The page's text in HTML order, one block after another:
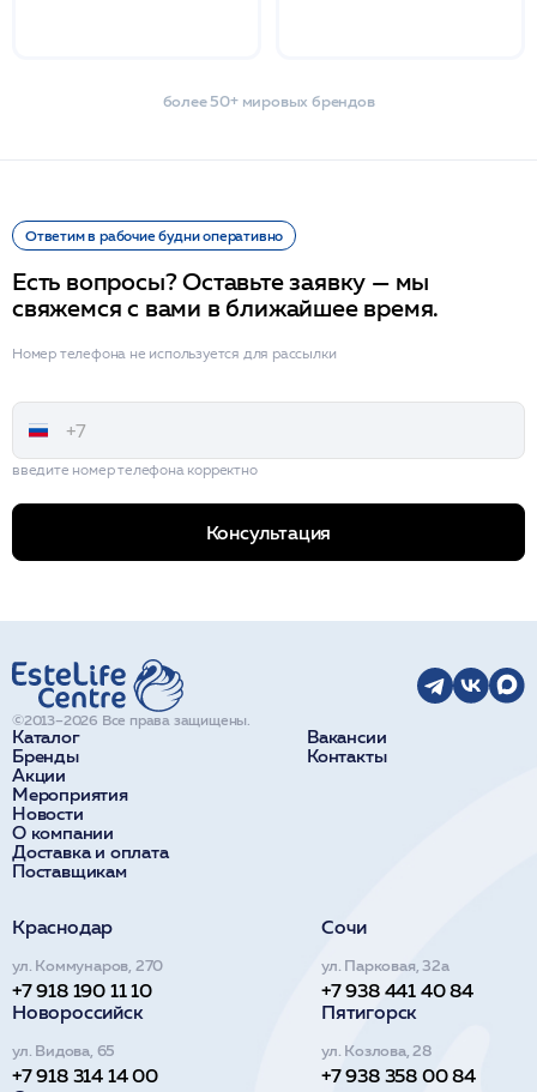
более 50+ мировых брендов
Ответим в рабочие будни оперативно
Есть вопросы? Оставьте заявку — мы
свяжемся с вами в ближайшее время.
Номер телефона не используется для рассылки
введите номер телефона корректно
Консультация
Каталог
Бренды
Акции
Мероприятия
Новости
О компании
Доставка и оплата
Поставщикам
Вакансии
Контакты
©2013–2026 Все права защищены.
Краснодар
ул. Коммунаров, 270
+7 918 190 11 10
Сочи
ул. Парковая, 32а
+7 938 441 40 84
Новороссийск
ул. Видова, 65
+7 918 314 14 00
Пятигорск
ул. Козлова, 28
+7 938 358 00 84